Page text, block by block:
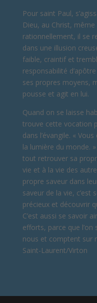
Pour saint Paul,
Dieu, au Christ,
rationnellement, il se
dans une illusion
faible, craintif et
responsabilité
ses propres moyens,
pousse et agit en lui.
Quand on se laisse
trouve cette vocation
dans l’évangile. «
la lumière du monde.
tout retrouver sa
vie et à la vie des
propre saveur dans
saveur de la vie,
précieux et découvrir
C’est aussi se savoir
efforts, parce que
nous et comptent sur
Saint-Laurent/Virton